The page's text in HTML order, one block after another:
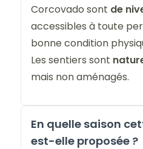
Corcovado sont de
accessibles à toute
bonne condition
Les sentiers sont
mais non aménagés.
En quelle saison
est-elle proposée ?